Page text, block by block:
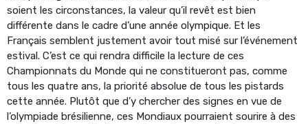
soient les circonstances, la valeur qu’il revêt est bien
différente dans le cadre d’une année olympique. Et les
Français semblent justement avoir tout misé sur l’événement
estival. C’est ce qui rendra difficile la lecture de ces
Championnats du Monde qui ne constitueront pas, comme
tous les quatre ans, la priorité absolue de tous les pistards
cette année. Plutôt que d’y chercher des signes en vue de
l’olympiade brésilienne, ces Mondiaux pourraient sourire à des